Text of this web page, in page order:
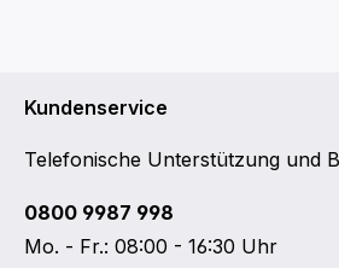
Kundenservice
Telefonische Unterstützung und
0800 9987 998
Mo. - Fr.: 08:00 - 16:30 Uhr